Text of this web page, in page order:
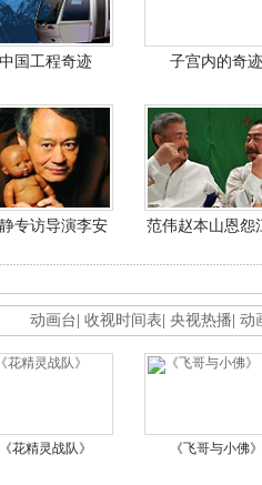
中国工程奇迹 子宫内的奇迹
专访导演李安 范伟赵本山恩怨
动画台 收视时间表 央视热播 动
《花精灵战队》 《飞哥与小佛》